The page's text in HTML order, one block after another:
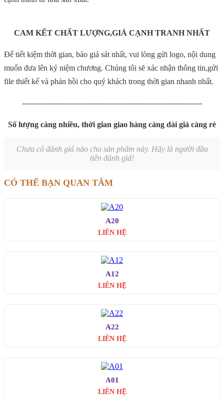
CAM KẾT CHẤT LƯỢNG,GIÁ CẠNH TRANH NHẤT
Để tiết kiệm thời gian, báo giá sát nhất, vui lòng gửi logo, nội dung
muốn đưa lên kỷ niệm chương. Chúng tôi sẽ xác nhận thông tin,gửi
file thiết kế và phản hồi cho quý khách trong thời gian nhanh nhất.
------------------------------------------------------------------------
Số lượng càng nhiều, thời gian giao hàng càng dài giá càng rẻ
Chưa có đánh giá nào cho sản phẩm này. Hãy là người đầu
tiên đánh giá!
CÓ THỂ BẠN QUAN TÂM
A20
LIÊN HỆ
A12
LIÊN HỆ
A22
LIÊN HỆ
A01
LIÊN HỆ